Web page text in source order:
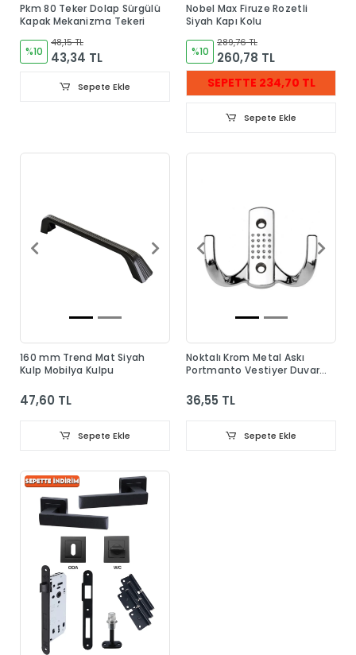
Pkm 80 Teker Dolap Sürgülü
Kapak Mekanizma Tekeri
%10
48,15 TL
43,34 TL
Sepete Ekle
Nobel Max Firuze Rozetli
Siyah Kapı Kolu
%10
289,76 TL
260,78 TL
SEPETTE 234,70 TL
Sepete Ekle
160 mm Trend Mat Siyah
Kulp Mobilya Kulpu
47,60 TL
Sepete Ekle
Noktalı Krom Metal Askı
Portmanto Vestiyer Duvar
36,55 TL
Sepete Ekle